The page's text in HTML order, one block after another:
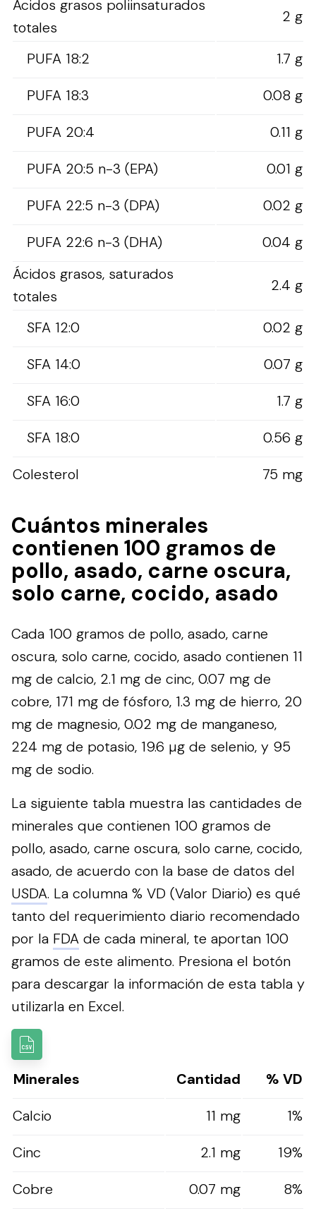
Ácidos grasos poliinsaturados
totales
2 g
PUFA 18:2
1.7 g
PUFA 18:3
0.08 g
PUFA 20:4
0.11 g
PUFA 20:5 n-3 (EPA)
0.01 g
PUFA 22:5 n-3 (DPA)
0.02 g
PUFA 22:6 n-3 (DHA)
0.04 g
Ácidos grasos, saturados
totales
2.4 g
SFA 12:0
0.02 g
SFA 14:0
0.07 g
SFA 16:0
1.7 g
SFA 18:0
0.56 g
Colesterol
75 mg
Cuántos minerales
contienen 100 gramos de
pollo, asado, carne oscura,
solo carne, cocido, asado
Cada 100 gramos de pollo, asado, carne
oscura, solo carne, cocido, asado contienen 11
mg de calcio, 2.1 mg de cinc, 0.07 mg de
cobre, 171 mg de fósforo, 1.3 mg de hierro, 20
mg de magnesio, 0.02 mg de manganeso,
224 mg de potasio, 19.6 µg de selenio, y 95
mg de sodio.
La siguiente tabla muestra las cantidades de
minerales que contienen 100 gramos de
pollo, asado, carne oscura, solo carne, cocido,
asado, de acuerdo con la base de datos del
USDA. La columna % VD (Valor Diario) es qué
tanto del requerimiento diario recomendado
por la FDA de cada mineral, te aportan 100
gramos de este alimento. Presiona el botón
para descargar la información de esta tabla y
utilizarla en Excel.
Minerales Cantidad
% VD
Calcio
11 mg
1%
Cinc
2.1 mg
19%
Cobre
0.07 mg
8%